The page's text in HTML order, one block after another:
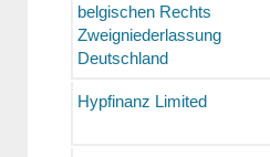
belgischen Rechts
Zweigniederlassung
Deutschland
Hypfinanz Limited